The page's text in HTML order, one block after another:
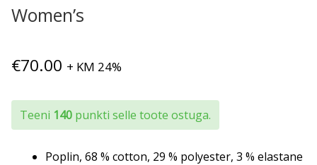
Women’s
€70.00 + KM 24%
Teeni 140 punkti selle toote ostuga.
Poplin, 68 % cotton, 29 % polyester, 3 % elastane